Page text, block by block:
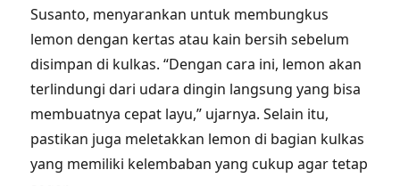
Susanto, menyarankan untuk membungkus
lemon dengan kertas atau kain bersih sebelum
disimpan di kulkas. “Dengan cara ini, lemon akan
terlindungi dari udara dingin langsung yang bisa
membuatnya cepat layu,” ujarnya. Selain itu,
pastikan juga meletakkan lemon di bagian kulkas
yang memiliki kelembaban yang cukup agar tetap